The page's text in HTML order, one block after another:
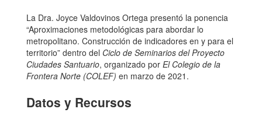
La Dra. Joyce Valdovinos Ortega presentó la ponencia
“Aproximaciones metodológicas para abordar lo
metropolitano. Construcción de indicadores en y para el
territorio” dentro del Ciclo de Seminarios del Proyecto
Ciudades Santuario, organizado por El Colegio de la
Frontera Norte (COLEF) en marzo de 2021.
Datos y Recursos